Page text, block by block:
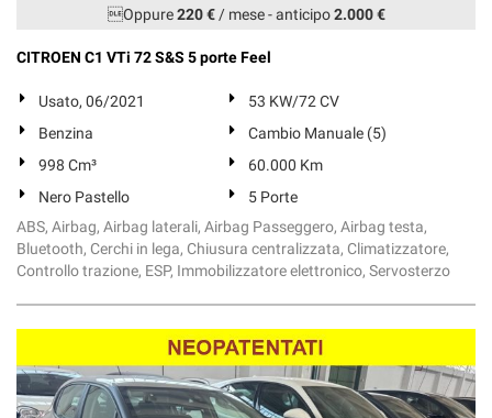
Oppure220 €/ mese-anticipo2.000 €
CITROEN C1 VTi 72 S&S 5 porte Feel
Usato, 06/2021
53 KW/72 CV
Benzina
Cambio Manuale (5)
998 Cm³
60.000 Km
Nero Pastello
5 Porte
ABS, Airbag, Airbag laterali, Airbag Passeggero, Airbag testa,
Bluetooth, Cerchi in lega, Chiusura centralizzata, Climatizzatore,
Controllo trazione, ESP, Immobilizzatore elettronico, Servosterzo